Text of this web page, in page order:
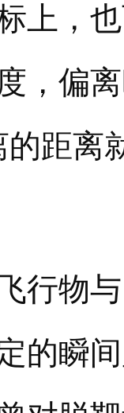
上，
，偏
的距离
行物
的瞬